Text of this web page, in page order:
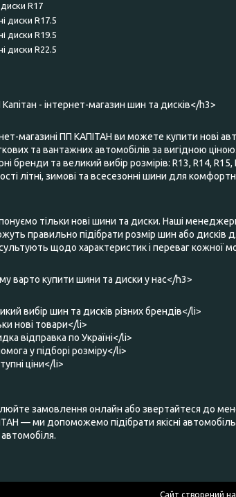
R17
диски R17.5
диски R19.5
диски R22.5
- інтернет-магазин шин та дисків</h3>
магазині ПП КАПІТАН ви можете купити нові
та вантажних автомобілів за вигідною
бренди та великий вибір розмірів: R13, R14, R15,
літні, зимові та всесезонні шини для
тільки нові шини та диски. Наші
правильно підібрати розмір шин або дисків
щодо характеристик і переваг кожної
варто купити шини та диски у нас</h3>
вибір шин та дисків різних брендів</li>
нові товари</li>
відправка по Україні</li>
у підборі розміру</li>
ціни</li>
замовлення онлайн або звертайтеся до
— ми допоможемо підібрати якісні
Сайт створений